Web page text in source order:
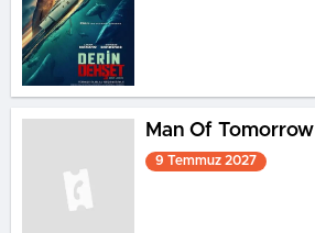
Man Of Tomorrow
9 Temmuz 2027